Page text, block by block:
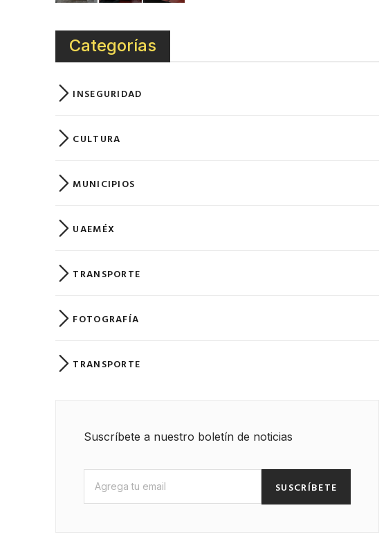
Categorías
INSEGURIDAD
CULTURA
MUNICIPIOS
UAEMÉX
TRANSPORTE
FOTOGRAFÍA
TRANSPORTE
Suscríbete a nuestro boletín de noticias
SUSCRÍBETE